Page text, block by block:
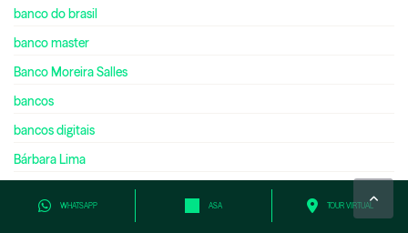
WHATSAPP ASA TOUR VIRTUAL
banco do brasil
banco master
Banco Moreira Salles
bancos
bancos digitais
Bárbara Lima
Barbara Rodrigues Silva